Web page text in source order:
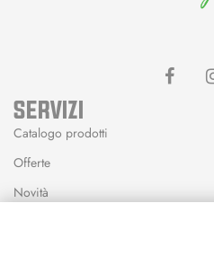
SERVIZI
Catalogo prodotti
Offerte
Novità